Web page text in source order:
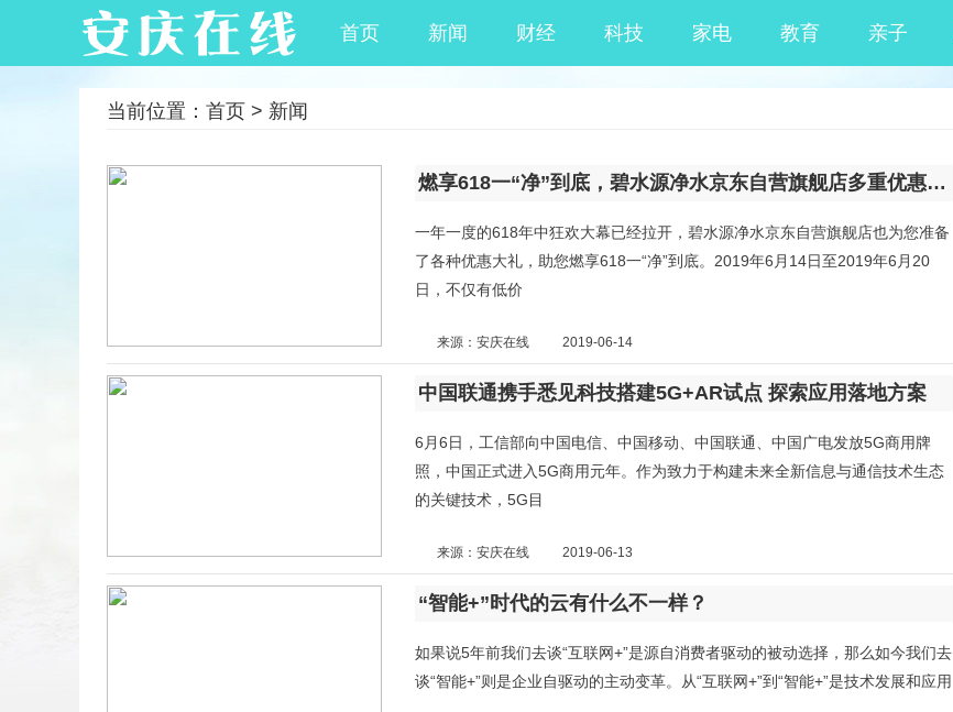
首页 新闻 财经 科技 家电 教育 亲子
当前位置： 首页 > 新闻
燃享618一“净”到底，碧水源净水京东自营旗舰店多重优惠享不停
一年一度的618年中狂欢大幕已经拉开，碧水源净水京东自营旗舰店也为您准备
了各种优惠大礼，助您燃享618一“净”到底。2019年6月14日至2019年6月20
日，不仅有低价
来源：安庆在线 2019-06-14
中国联通携手悉见科技搭建5G+AR试点 探索应用落地方案
6月6日，工信部向中国电信、中国移动、中国联通、中国广电发放5G商用牌
照，中国正式进入5G商用元年。作为致力于构建未来全新信息与通信技术生态
的关键技术，5G目
来源：安庆在线 2019-06-13
“智能+”时代的云有什么不一样？
如果说5年前我们去谈“互联网+”是源自消费者驱动的被动选择，那么如今我们去
谈“智能+”则是企业自驱动的主动变革。从“互联网+”到“智能+”是技术发展和应用
扫二维码